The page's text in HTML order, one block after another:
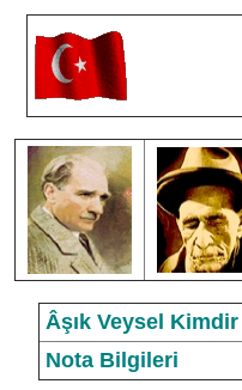
Âşık Veysel Kimdir
Nota Bilgileri